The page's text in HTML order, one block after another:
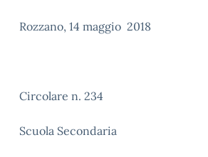
Rozzano, 14 maggio 2018
Circolare n. 234
Scuola Secondaria